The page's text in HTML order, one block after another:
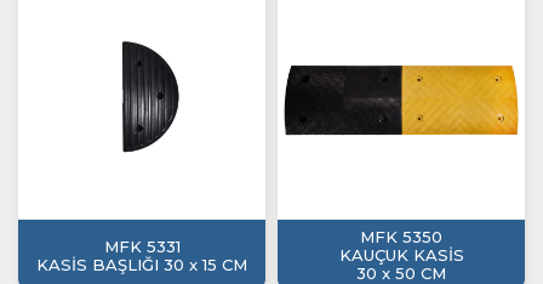
MFK 5331
KASİS BAŞLIĞI 30 x 15 CM
MFK 5350
KAUÇUK KASİS
30 x 50 CM